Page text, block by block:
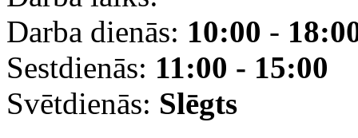
Darba dienās: 10:00 -
Sestdienās: 11:00 - 15:00
Svētdienās: Slēgts